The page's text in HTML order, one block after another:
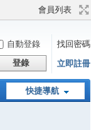
會員列表
自動登錄
找回密碼
登錄 立即註冊
快捷導航